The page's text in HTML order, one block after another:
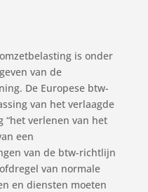
is onder
van de
De Europese btw-
van het verlaagde
verlenen van het
een
van de btw-richtlijn
van normale
en diensten moeten